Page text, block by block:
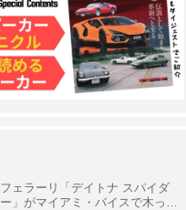
フェラーリ「デイトナ スパイダ
ー」がマイアミ・バイスで木っ端